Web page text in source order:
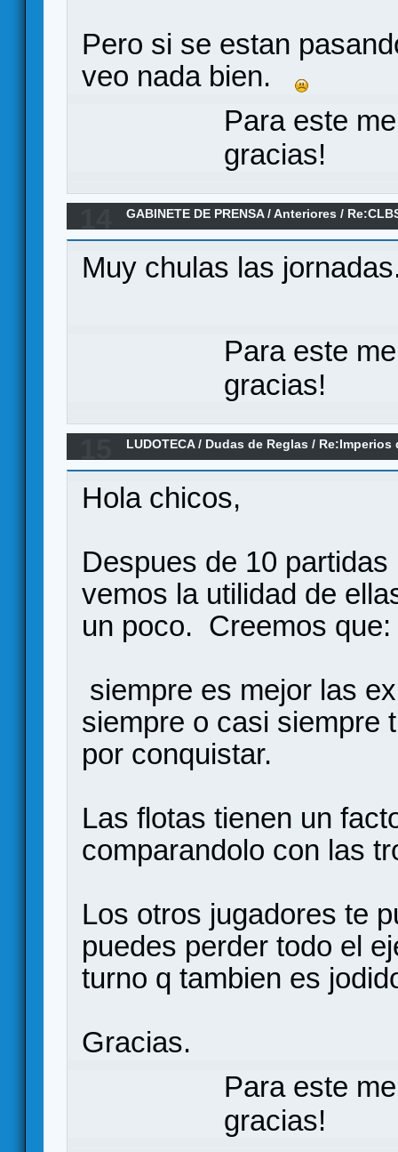
Pero si se estan
veo nada bien.
Para este
gracias!
GABINETE DE PRENSA/Anteriores /
Muy chulas las
Para este
gracias!
LUDOTECA/ Dudas de Reglas / Re:Imperios
Hola chicos,
Despues de 10
vemos la utilidad de
un poco. Creemos que:
siempre es mejor las
siempre o casi siempre
por conquistar.
Las flotas tienen un
comparandolo con las
Los otros jugadores te
puedes perder todo el
turno q tambien es
Gracias.
Para este
gracias!